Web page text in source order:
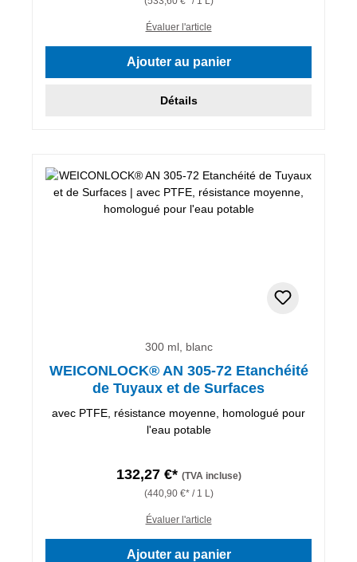
Évaluer l'article
Ajouter au panier
Détails
300 ml, blanc
WEICONLOCK® AN 305-72 Etanchéité
de Tuyaux et de Surfaces
avec PTFE, résistance moyenne, homologué pour
l'eau potable
132,27 €* (TVA incluse)
(440,90 €* / 1 L)
Évaluer l'article
Ajouter au panier